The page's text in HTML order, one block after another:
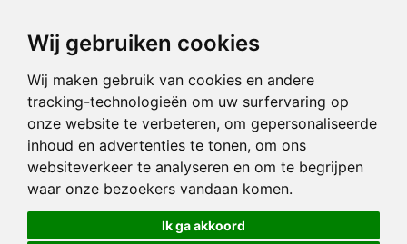
Wij gebruiken cookies
Wij maken gebruik van cookies en andere
tracking-technologieën om uw surfervaring op
onze website te verbeteren, om gepersonaliseerde
inhoud en advertenties te tonen, om ons
websiteverkeer te analyseren en om te begrijpen
waar onze bezoekers vandaan komen.
Ik ga akkoord
direct
hoofdinhoud